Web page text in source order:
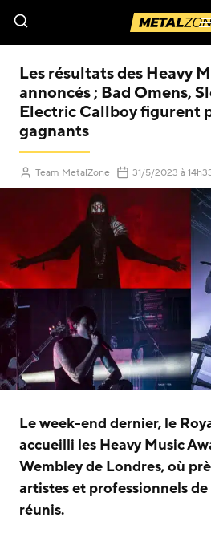
Les résultats des Heavy
annoncés ; Bad Omens,
Electric Callboy figurent
gagnants
Team MetalZone 31/5/2023 à
Le week-end dernier, le
accueilli les Heavy Music
Wembley de Londres, où
artistes et professionnels
réunis.